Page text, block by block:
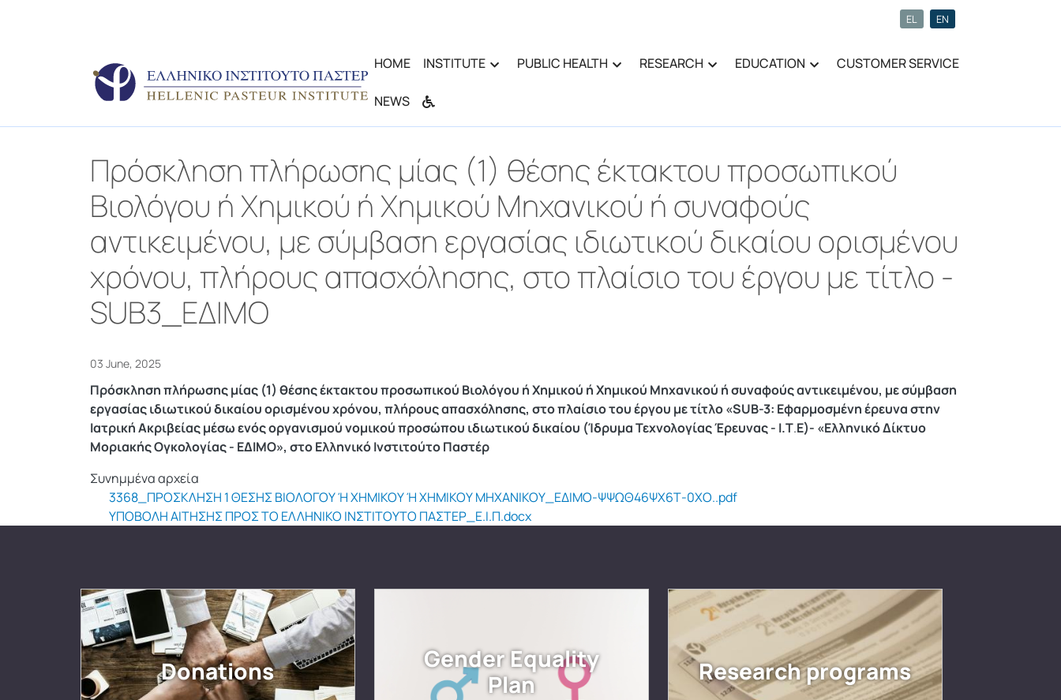
EL EN
HOME INSTITUTE PUBLIC HEALTH RESEARCH EDUCATION CUSTOMER SERVICE
NEWS
Πρόσκληση πλήρωσης μίας (1) θέσης έκτακτου προσωπικού
Βιολόγου ή Χημικού ή Χημικού Μηχανικού ή συναφούς
αντικειμένου, με σύμβαση εργασίας ιδιωτικού δικαίου ορισμένου
χρόνου, πλήρους απασχόλησης, στο πλαίσιο του έργου με τίτλο -
SUB3_ΕΔΙΜΟ
03 June, 2025
Πρόσκληση πλήρωσης μίας (1) θέσης έκτακτου προσωπικού Βιολόγου ή Χημικού ή Χημικού Μηχανικού ή συναφούς αντικειμένου, με σύμβαση
εργασίας ιδιωτικού δικαίου ορισμένου χρόνου, πλήρους απασχόλησης, στο πλαίσιο του έργου με τίτλο «SUB-3: Εφαρμοσμένη έρευνα στην
Ιατρική Ακριβείας μέσω ενός οργανισμού νομικού προσώπου ιδιωτικού δικαίου (Ίδρυμα Τεχνολογίας Έρευνας - Ι.Τ.Ε)- «Ελληνικό Δίκτυο
Μοριακής Ογκολογίας - ΕΔΙΜΟ», στο Ελληνικό Ινστιτούτο Παστέρ
Συνημμένα αρχεία
3368_ΠΡΟΣΚΛΗΣΗ 1 ΘΕΣΗΣ ΒΙΟΛΟΓΟΥ Ή ΧΗΜΙΚΟΥ Ή ΧΗΜΙΚΟΥ ΜΗΧΑΝΙΚΟΥ_ΕΔΙΜΟ-ΨΨΩΘ46ΨΧ6Τ-0ΧΟ..pdf
ΥΠΟΒΟΛΗ ΑΙΤΗΣΗΣ ΠΡΟΣ ΤΟ ΕΛΛΗΝΙΚΟ ΙΝΣΤΙΤΟΥΤΟ ΠΑΣΤΕΡ_Ε.Ι.Π.docx
Donations
Gender Equality
Plan
Research programs